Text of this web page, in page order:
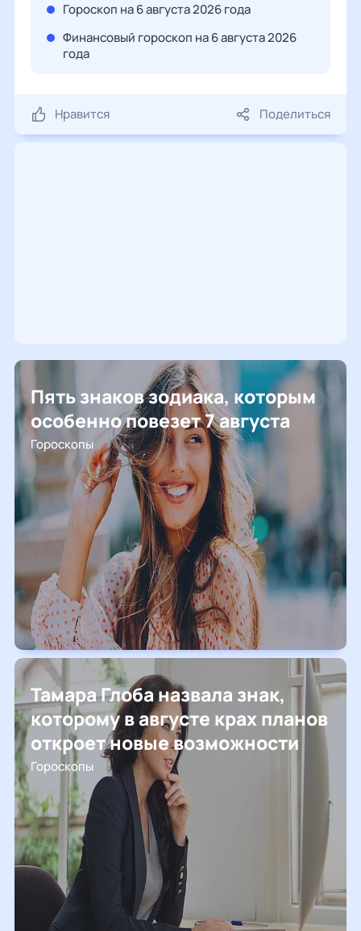
Гороскоп на 6 августа 2026 года
Финансовый гороскоп на 6 августа 2026
года
Нравится Поделиться
Пять знаков зодиака, которым
особенно повезет 7 августа
Гороскопы
Тамара Глоба назвала знак,
которому в августе крах планов
откроет новые возможности
Гороскопы